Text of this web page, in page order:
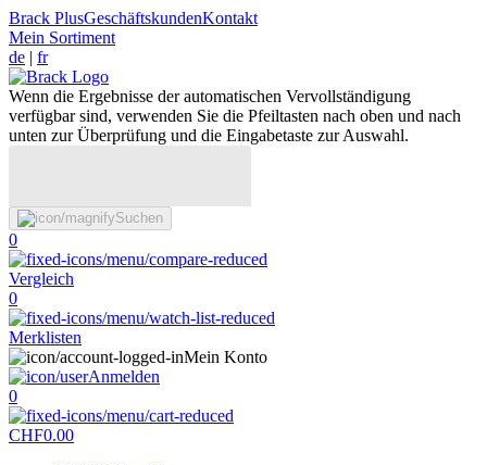
Brack PlusGeschäftskundenKontakt
Mein Sortiment
de | fr
Wenn die Ergebnisse der automatischen Vervollständigung
verfügbar sind, verwenden Sie die Pfeiltasten nach oben und nach
unten zur Überprüfung und die Eingabetaste zur Auswahl.
Suchen
0
Vergleich
0
Merklisten
Mein Konto
Anmelden
0
CHF0.00